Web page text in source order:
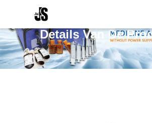
Details Van De